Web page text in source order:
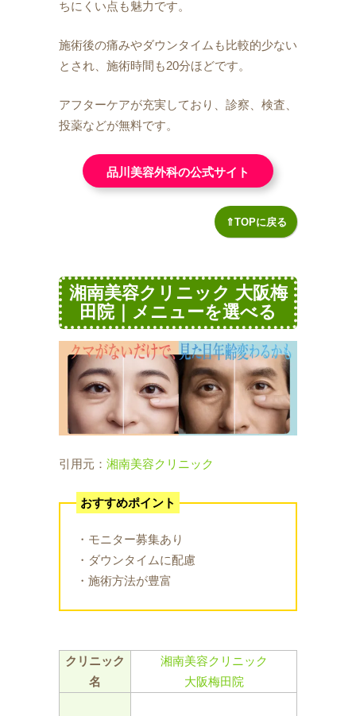
ちにくい点も魅力です。
施術後の痛みやダウンタイムも比較的少ない
とされ、施術時間も20分ほどです。
アフターケアが充実しており、診察、検査、
投薬などが無料です。
品川美容外科の公式サイト
⇑TOPに戻る
湘南美容クリニック 大阪梅
田院｜メニューを選べる
引用元： 湘南美容クリニック
おすすめポイント
・モニター募集あり
・ダウンタイムに配慮
・施術方法が豊富
クリニック
名
湘南美容クリニック
大阪梅田院